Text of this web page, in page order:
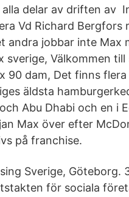
delar av driften av
Vd Richard Bergfors
andra jobbar inte Max
Välkommen
90 dam, Det finns
äldsta
Abu Dhabi och en i
Max över efter
på franchise.
Sverige, Göteborg.
för sociala